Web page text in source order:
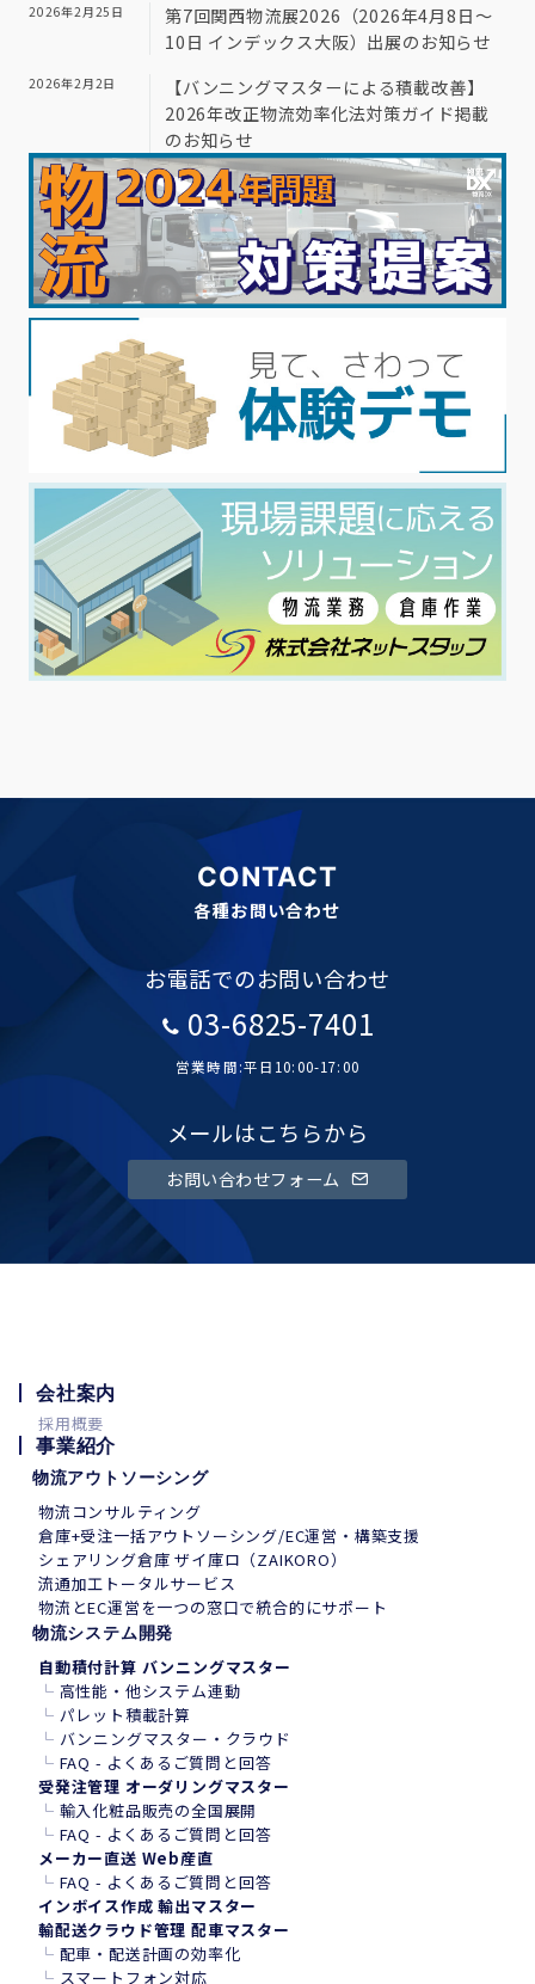
2026年2月25日
第7回関西物流展2026（2026年4月8日～
10日 インデックス大阪）出展のお知らせ
2026年2月2日
【バンニングマスターによる積載改善】
2026年改正物流効率化法対策ガイド掲載
のお知らせ
CONTACT
各種お問い合わせ
お電話でのお問い合わせ
03-6825-7401
営業時間:平日10:00-17:00
メールはこちらから
お問い合わせフォーム
会社案内
採用概要
事業紹介
物流アウトソーシング
物流コンサルティング
倉庫+受注一括アウトソーシング/EC運営・構築支援
シェアリング倉庫 ザイ庫ロ（ZAIKORO）
流通加工トータルサービス
物流とEC運営を一つの窓口で統合的にサポート
物流システム開発
自動積付計算 バンニングマスター
└ 高性能・他システム連動
└ パレット積載計算
└ バンニングマスター・クラウド
└ FAQ - よくあるご質問と回答
受発注管理 オーダリングマスター
└ 輸入化粧品販売の全国展開
└ FAQ - よくあるご質問と回答
メーカー直送 Web産直
└ FAQ - よくあるご質問と回答
インボイス作成 輸出マスター
輸配送クラウド管理 配車マスター
└ 配車・配送計画の効率化
└ スマートフォン対応